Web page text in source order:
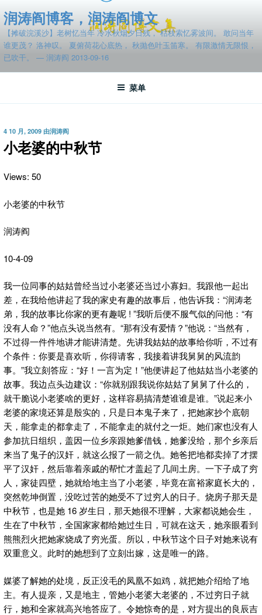
至
容
润涛阎博客，润涛阎博文
【摊破浣溪沙】老树忆当年 冷水秋烟夕日残， 枯枝索忆雾波间。 敢问当年
谁更茂？ 洛神叹。 夏俯荷花心底热， 秋抛色叶玉笛寒。 有限激情无限恨，
已吹干。 — 润涛阎 2013-09-16
菜单
发
于
4 10 月, 2009 由润涛阎
小老婆的中秋节
Views: 50
小老婆的中秋节
润涛阎
10-4-09
我一位同事的姑姑曾经当过小老婆还当过小寡妇。 我跟他一起出
差，在我给他讲起了我的家史有趣的故事后，他告诉我：“润涛老
弟，我的故事比你家的更有趣呢 ! ”我听后便不服气似的问他：“有
没有人命？”他点头说当然有。“那有没有爱情？”他说：“当然有，
不过得一件件地讲才能讲清楚。先讲我姑姑的故事给你听，不过有
个条件：你要是喜欢听，你得请客，我接着讲我舅舅的风流韵
事。”我立刻答应：“好！一言为定！”他便讲起了他姑姑当小老婆的
故事。我边点头边建议：“你就别跟我说你姑姑了舅舅了什么的，
就干脆说小老婆啥的更好，这样容易搞清楚谁谁是谁。”说起来小
老婆的家境还算是殷实的，只是日本鬼子来了，把她家抄个底朝
天，能拿走的都拿走了，不能拿走的就付之一炬。她们家也没有人
参加抗日组织，盖因一位乡亲跟她爹借钱，她爹没给，那个乡亲后
来当了鬼子的汉奸，就这么报了一箭之仇。她爸把地都卖掉了才摆
平了汉奸，然后靠着亲戚的帮忙才盖起了几间土房。一下子成了穷
人，家徒四壁，她就给地主当了小老婆，毕竟在富裕家庭长大的，
突然乾坤倒置，没吃过苦的她受不了过穷人的日子。烧房子那天是
中秋节，也是她 16 岁生日，那天她很不理解，大家都说她会生，
生在了中秋节，全国家家都给她过生日，可就在这天，她亲眼看到
熊熊烈火把她家烧成了穷光蛋。所以，中秋节这个日子对她来说有
双重意义。此时的她想到了立刻出嫁，这是唯一的路。
媒婆了解她的处境，反正没毛的凤凰不如鸡，就把她介绍给了地
主。有人提亲，又是地主，管她小老婆大老婆的，不过穷日子就
行，她和全家就高兴地答应了。令她惊奇的是，对方提出的良辰吉